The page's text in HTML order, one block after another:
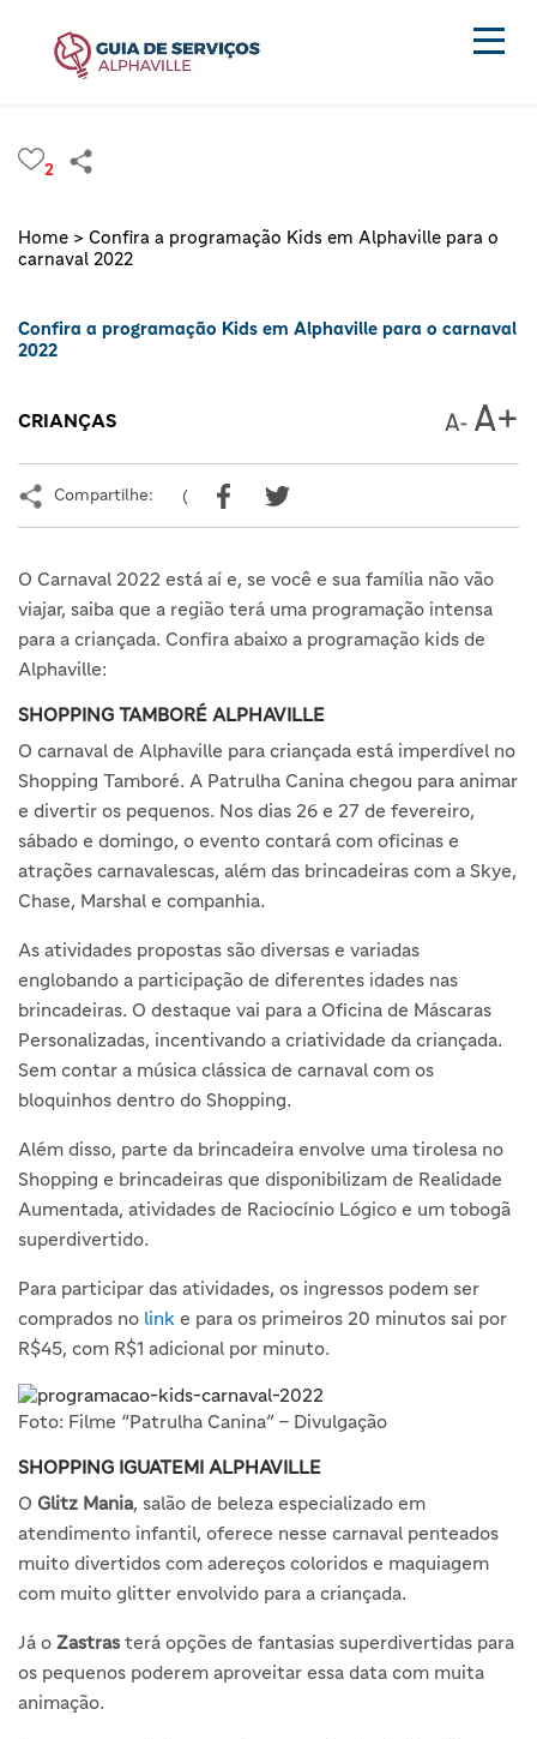
2
Home > Confira a programação Kids em Alphaville para o
carnaval 2022
Confira a programação Kids em Alphaville para o carnaval
2022
CRIANÇAS
Compartilhe: (
O Carnaval 2022 está aí e, se você e sua família não vão
viajar, saiba que a região terá uma programação intensa
para a criançada. Confira abaixo a programação kids de
Alphaville:
SHOPPING TAMBORÉ ALPHAVILLE
O carnaval de Alphaville para criançada está imperdível no
Shopping Tamboré. A Patrulha Canina chegou para animar
e divertir os pequenos. Nos dias 26 e 27 de fevereiro,
sábado e domingo, o evento contará com oficinas e
atrações carnavalescas, além das brincadeiras com a Skye,
Chase, Marshal e companhia.
As atividades propostas são diversas e variadas
englobando a participação de diferentes idades nas
brincadeiras. O destaque vai para a Oficina de Máscaras
Personalizadas, incentivando a criatividade da criançada.
Sem contar a música clássica de carnaval com os
bloquinhos dentro do Shopping.
Além disso, parte da brincadeira envolve uma tirolesa no
Shopping e brincadeiras que disponibilizam de Realidade
Aumentada, atividades de Raciocínio Lógico e um tobogã
superdivertido.
Para participar das atividades, os ingressos podem ser
comprados no link e para os primeiros 20 minutos sai por
R$45, com R$1 adicional por minuto.
Foto: Filme “Patrulha Canina” – Divulgação
SHOPPING IGUATEMI ALPHAVILLE
O Glitz Mania, salão de beleza especializado em
atendimento infantil, oferece nesse carnaval penteados
muito divertidos com adereços coloridos e maquiagem
com muito glitter envolvido para a criançada.
Já o Zastras terá opções de fantasias superdivertidas para
os pequenos poderem aproveitar essa data com muita
animação.